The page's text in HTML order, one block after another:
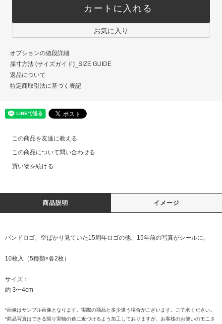
カートに入れる
お気に入り
オプションの値段詳細
採寸方法 (サイズガイド)_SIZE GUIDE
返品について
特定商取引法に基づく表記
この商品を友達に教える
この商品について問い合わせる
買い物を続ける
商品説明 イメージ
バンドロゴ、空ばかり見ていた15周年ロゴの他、15年前の写真がシールに。
10枚入（5種類×各2枚）
サイズ：
約 3〜4cm
*画像はサンプル画像となります。実際の商品と多少違う場合がございます。ご了承ください。
*商品写真はできる限り実物の色に近づけるよう加工しておりますが、お客様のお使いのモニタ